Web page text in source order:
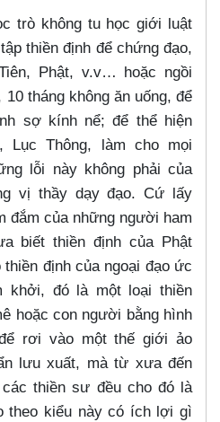
trò không tu học giới luật
thiền định để chứng đạo,
Phật, v.v…​ hoặc ngồi
tháng không ăn uống, để
sợ kính nể; để thể hiện
Lục Thông, làm cho mọi
lỗi này không phải của
vị thầy dạy đạo. Cứ lấy
đắm của những người ham
biết thiền định của Phật
định của ngoại đạo ức
khởi, đó là một loại thiền
hoặc con người bằng hình
rơi vào một thế giới ảo
lưu xuất, mà từ xưa đến
thiền sư đều cho đó là
theo kiểu này có ích lợi gì